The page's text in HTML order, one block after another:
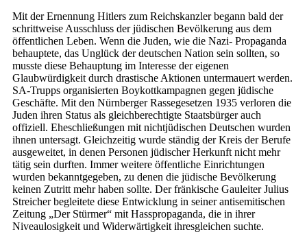
Mit der Ernennung Hitlers zum Reichskanzler begann bald der
schrittweise Ausschluss der jüdischen Bevölkerung aus dem
öffentlichen Leben. Wenn die Juden, wie die Nazi- Propaganda
behauptete, das Unglück der deutschen Nation sein sollten, so
musste diese Behauptung im Interesse der eigenen
Glaubwürdigkeit durch drastische Aktionen untermauert werden.
SA-Trupps organisierten Boykottkampagnen gegen jüdische
Geschäfte. Mit den Nürnberger Rassegesetzen 1935 verloren die
Juden ihren Status als gleichberechtigte Staatsbürger auch
offiziell. Eheschließungen mit nichtjüdischen Deutschen wurden
ihnen untersagt. Gleichzeitig wurde ständig der Kreis der Berufe
ausgeweitet, in denen Personen jüdischer Herkunft nicht mehr
tätig sein durften. Immer weitere öffentliche Einrichtungen
wurden bekanntgegeben, zu denen die jüdische Bevölkerung
keinen Zutritt mehr haben sollte. Der fränkische Gauleiter Julius
Streicher begleitete diese Entwicklung in seiner antisemitischen
Zeitung „Der Stürmer“ mit Hasspropaganda, die in ihrer
Niveaulosigkeit und Widerwärtigkeit ihresgleichen suchte.